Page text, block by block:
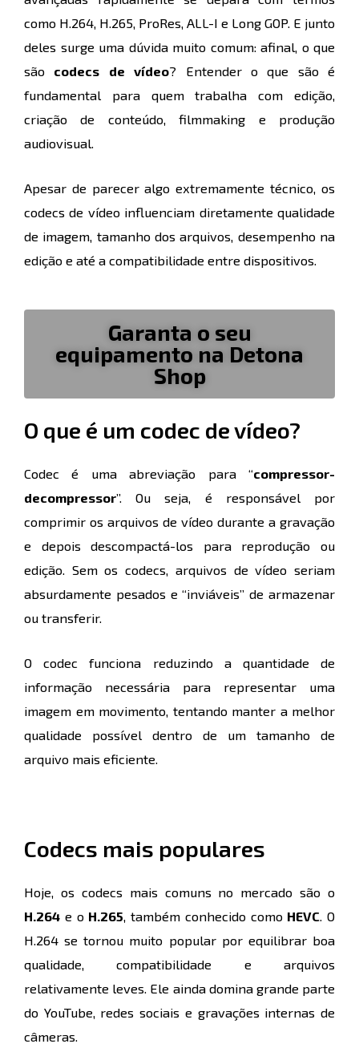
como H.264, H.265, ProRes, ALL-I e Long GOP. E junto
deles surge uma dúvida muito comum: afinal, o que
são codecs de vídeo? Entender o que são é
fundamental para quem trabalha com edição,
criação de conteúdo, filmmaking e produção
audiovisual.
Apesar de parecer algo extremamente técnico, os
codecs de vídeo influenciam diretamente qualidade
de imagem, tamanho dos arquivos, desempenho na
edição e até a compatibilidade entre dispositivos.
Garanta o seu
equipamento na Detona
Shop
O que é um codec de vídeo?
Codec é uma abreviação para “compressor-
decompressor”. Ou seja, é responsável por
comprimir os arquivos de vídeo durante a gravação
e depois descompactá-los para reprodução ou
edição. Sem os codecs, arquivos de vídeo seriam
absurdamente pesados e “inviáveis” de armazenar
ou transferir.
O codec funciona reduzindo a quantidade de
informação necessária para representar uma
imagem em movimento, tentando manter a melhor
qualidade possível dentro de um tamanho de
arquivo mais eficiente.
Codecs mais populares
Hoje, os codecs mais comuns no mercado são o
H.264 e o H.265 , também conhecido como HEVC . O
H.264 se tornou muito popular por equilibrar boa
qualidade, compatibilidade e arquivos
relativamente leves. Ele ainda domina grande parte
do YouTube, redes sociais e gravações internas de
câmeras.